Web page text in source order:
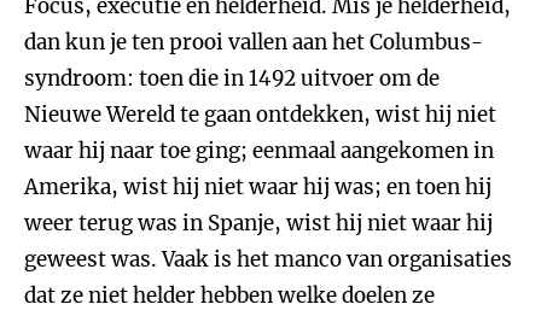
Focus, executie en helderheid. Mis je helderheid,
dan kun je ten prooi vallen aan het Columbus-
syndroom: toen die in 1492 uitvoer om de
Nieuwe Wereld te gaan ontdekken, wist hij niet
waar hij naar toe ging; eenmaal aangekomen in
Amerika, wist hij niet waar hij was; en toen hij
weer terug was in Spanje, wist hij niet waar hij
geweest was. Vaak is het manco van organisaties
dat ze niet helder hebben welke doelen ze